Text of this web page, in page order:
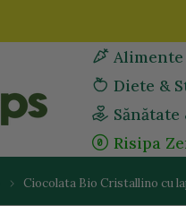
Alimente
Diete &
Risipa
Ciocolata Bio Cristallino cu